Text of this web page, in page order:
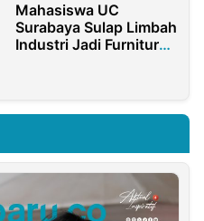
Mahasiswa UC
Surabaya Sulap Limbah
Industri Jadi Furnitur